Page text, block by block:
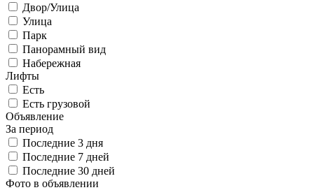
Двор/Улица
Улица
Парк
Панорамный вид
Набережная
Лифты
Есть
Есть грузовой
Объявление
За период
Последние 3 дня
Последние 7 дней
Последние 30 дней
Фото в объявлении